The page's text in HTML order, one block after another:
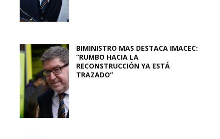
BIMINISTRO MAS DESTACA IMACEC:
“RUMBO HACIA LA
RECONSTRUCCIÓN YA ESTÁ
TRAZADO”